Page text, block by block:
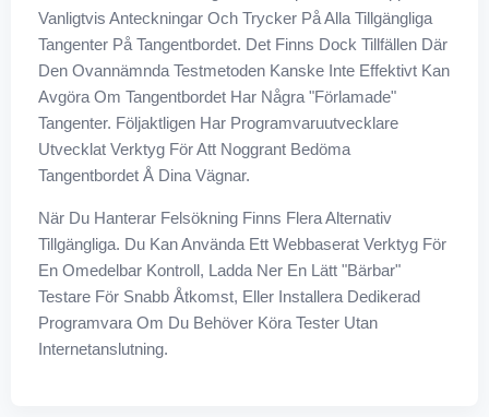
Vanligtvis Anteckningar Och Trycker På Alla Tillgängliga
Tangenter På Tangentbordet. Det Finns Dock Tillfällen Där
Den Ovannämnda Testmetoden Kanske Inte Effektivt Kan
Avgöra Om Tangentbordet Har Några "förlamade"
Tangenter. Följaktligen Har Programvaruutvecklare
Utvecklat Verktyg För Att Noggrant Bedöma
Tangentbordet Å Dina Vägnar.
När Du Hanterar Felsökning Finns Flera Alternativ
Tillgängliga. Du Kan Använda Ett Webbaserat Verktyg För
En Omedelbar Kontroll, Ladda Ner En Lätt "bärbar"
Testare För Snabb Åtkomst, Eller Installera Dedikerad
Programvara Om Du Behöver Köra Tester Utan
Internetanslutning.